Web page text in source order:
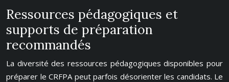
Ressources pédagogiques et
supports de préparation
recommandés
La diversité des ressources pédagogiques disponibles pour
préparer le CRFPA peut parfois désorienter les candidats. Le